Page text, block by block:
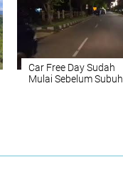
Car Free Day Sudah
Mulai Sebelum Subuh